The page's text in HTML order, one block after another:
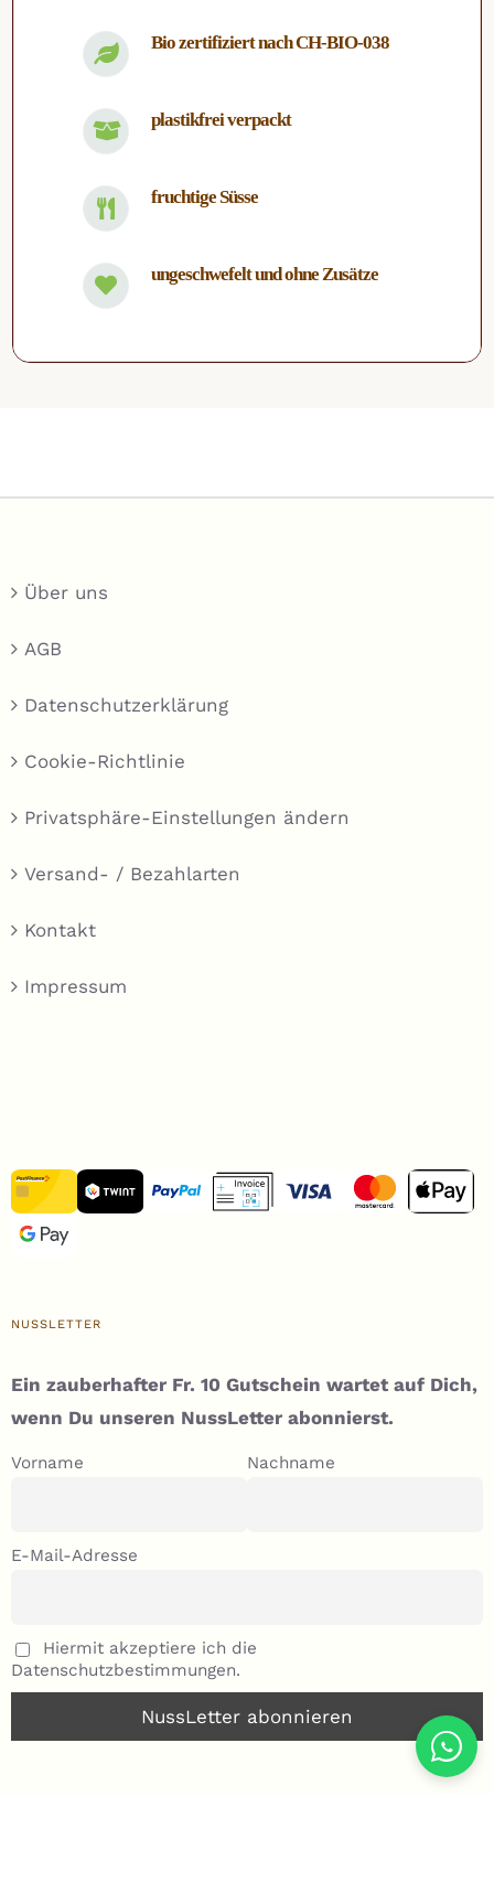
Bio zertifiziert nach CH-BIO-038
plastikfrei verpackt
fruchtige Süsse
ungeschwefelt und ohne Zusätze
Über uns
AGB
Datenschutzerklärung
Cookie-Richtlinie
Privatsphäre-Einstellungen ändern
Versand- / Bezahlarten
Kontakt
Impressum
NUSSLETTER
Ein zauberhafter Fr. 10 Gutschein wartet auf Dich,
wenn Du unseren NussLetter abonnierst.
Vorname Nachname
E-Mail-Adresse
Hiermit akzeptiere ich die
Datenschutzbestimmungen.